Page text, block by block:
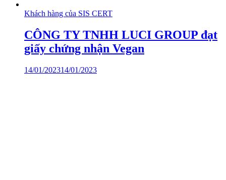
Khách hàng của SIS CERT
CÔNG TY TNHH LUCI GROUP đạt
giấy chứng nhận Vegan
14/01/202314/01/2023